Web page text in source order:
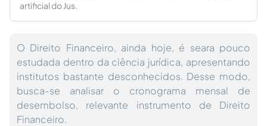
artificial do Jus.
O Direito Financeiro, ainda hoje, é seara pouco
estudada dentro da ciência jurídica, apresentando
institutos bastante desconhecidos. Desse modo,
busca-se analisar o cronograma mensal de
desembolso, relevante instrumento de Direito
Financeiro.